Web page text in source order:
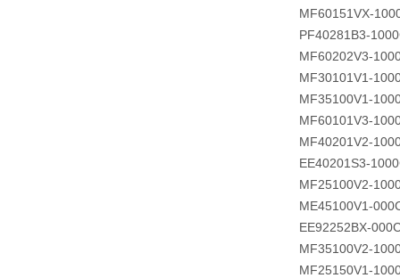
MF60151VX-
PF40281B3-
MF60202V3-
MF30101V1-
MF35100V1-
MF60101V3-
MF40201V2-
EE40201S3-
MF25100V2-
ME45100V1-
EE92252BX-
MF35100V2-
MF25150V1-